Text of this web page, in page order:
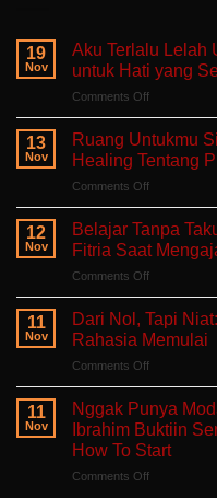
19
Nov
Aku Terlalu Lelah
untuk Hati yang
Comments Offon
Terlalu
Untuk
Mengeluh:
Ruang
Aman
untuk
Sedang
Berjuang
13
Nov
Ruang Untukmu
Healing Tentang
Comments Offon
Untukmu
Singgah
dan
Bercerita:
Buku
Self-
Healing
ke
Diri
Sendiri
12
Nov
Belajar Tanpa
Fitria Saat
Comments Offon
Tanpa
Takut
Salah:
Apa
yang
Ditemukan
Fitria
Saat
Mengajar
di
11
Nov
Dari Nol, Tapi
Rahasia Memulai
Comments Offon
Tapi
Niat:
Kisah
Rinaldi
11
Nov
Nggak Punya
Ibrahim Buktiin
How To Start
Comments Offon